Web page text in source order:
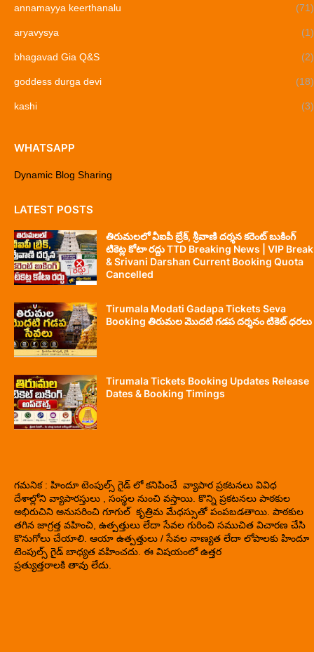
annamayya keerthanalu (71)
aryavysya (1)
bhagavad Gia Q&S (2)
goddess durga devi (18)
kashi (3)
WHATSAPP
Dynamic Blog Sharing
LATEST POSTS
తిరుమలలో వీఐపీ బ్రేక్, శ్రీవాణి దర్శన కరెంట్ బుకింగ్
టికెట్ల కోటా రద్దు TTD Breaking News | VIP Break
& Srivani Darshan Current Booking Quota
Cancelled
Tirumala Modati Gadapa Tickets Seva
Booking తిరుమల మొదటి గడప దర్శనం టికెట్ ధరలు
Tirumala Tickets Booking Updates Release
Dates & Booking Timings
గమనిక : హిందూ టెంపుల్స్ గైడ్ లో కనిపించే వ్యాపార ప్రకటనలు వివిధ
దేశాల్లోని వ్యాపారస్తులు , సంస్థల నుంచి వస్తాయి. కొన్ని ప్రకటనలు పాఠకుల
అభిరుచిని అనుసరించి గూగుల్ కృత్రిమ మేధస్సుతో పంపబడతాయి. పాఠకుల
తగిన జాగ్రత్త వహించి, ఉత్పత్తులు లేదా సేవల గురించి సముచిత విచారణ చేసి
కొనుగోలు చేయాలి. ఆయా ఉత్పత్తులు / సేవల నాణ్యత లేదా లోపాలకు హిందూ
టెంపుల్స్ గైడ్ బాధ్యత వహించదు. ఈ విషయంలో ఉత్తర
ప్రత్యుత్తరాలకి తావు లేదు.